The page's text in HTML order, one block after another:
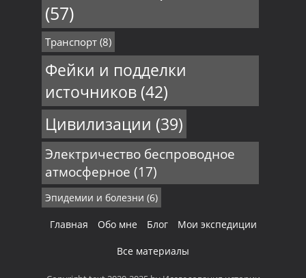
(57)
Транспорт(8)
Фейки и подделки
источников(42)
Цивилизации (39)
Электричество беспроводное
атмосферное (17)
Эпидемии и болезни (6)
Главная Обо мне Блог Мои экспедиции
Все материалы